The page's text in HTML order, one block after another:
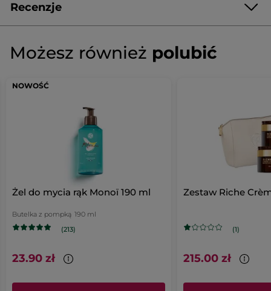
Recenzje
★★★★★
★★★★★
Brak
Możesz również polubić
NOWOŚĆ
Żel do mycia rąk Monoï 190 ml
Butelka z pompką 190 ml
(213)
23.90 zł
Zestaw Riche
(1)
215.00 zł